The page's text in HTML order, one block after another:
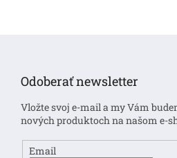
Odoberať newsletter
Vložte svoj e-mail a my Vám
nových produktoch na našom e-
Email